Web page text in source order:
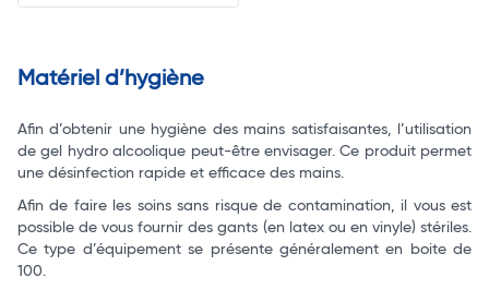
Matériel d’hygiène
Afin d’obtenir une hygiène des mains satisfaisantes, l’utilisation
de gel hydro alcoolique peut-être envisager. Ce produit permet
une désinfection rapide et efficace des mains.
Afin de faire les soins sans risque de contamination, il vous est
possible de vous fournir des gants (en latex ou en vinyle) stériles.
Ce type d’équipement se présente généralement en boite de
100.